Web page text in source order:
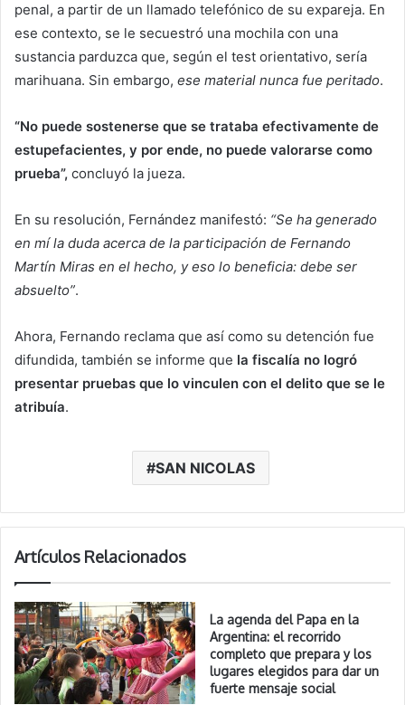
penal, a partir de un llamado telefónico de su expareja. En
ese contexto, se le secuestró una mochila con una
sustancia parduzca que, según el test orientativo, sería
marihuana. Sin embargo, ese material nunca fue peritado.
“No puede sostenerse que se trataba efectivamente de
estupefacientes, y por ende, no puede valorarse como
prueba”, concluyó la jueza.
En su resolución, Fernández manifestó: “Se ha generado
en mí la duda acerca de la participación de Fernando
Martín Miras en el hecho, y eso lo beneficia: debe ser
absuelto”.
Ahora, Fernando reclama que así como su detención fue
difundida, también se informe que la fiscalía no logró
presentar pruebas que lo vinculen con el delito que se le
atribuía.
SAN NICOLAS
Artículos Relacionados
La agenda del Papa en la
Argentina: el recorrido
completo que prepara y los
lugares elegidos para dar un
fuerte mensaje social